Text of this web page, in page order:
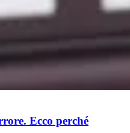
Ecco perché